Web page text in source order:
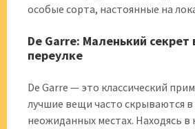
особые сорта, настоянные на
De Garre: Маленький секрет
переулке
De Garre — это классический
лучшие вещи часто скрываются
неожиданных местах. Находясь